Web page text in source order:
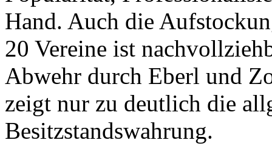
Hand. Auch die
20 Vereine ist
Abwehr durch Eberl und
zeigt nur zu deutlich die
Besitzstandswahrung.